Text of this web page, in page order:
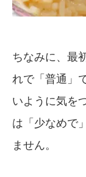
ちなみに、最
れで「普通」
いように気を
は「少なめで
ません。